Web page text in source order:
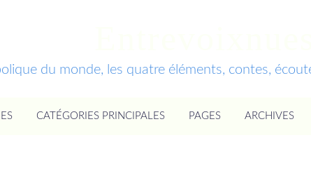
du monde, les quatre éléments, contes,
CATÉGORIES PRINCIPALES PAGES ARCHIVES